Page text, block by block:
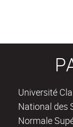
Université
National des
Normale